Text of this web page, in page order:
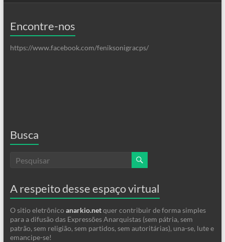
Encontre-nos
https://www.facebook.com/feniksonigracps/
Busca
A respeito desse espaço virtual
O sitio eletrônico anarkio.netquer contribuir de forma simples
para a difusão das Expressões Anarquistas (sem pátria, sem
patrão, sem religião, sem partidos, sem autoritárias), una-se, lute e
emancipe-se!